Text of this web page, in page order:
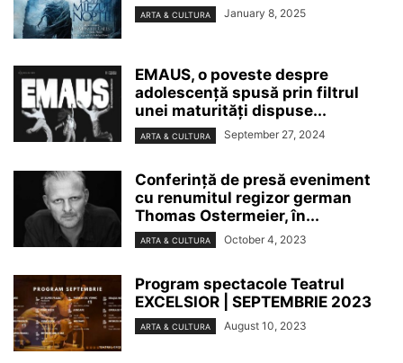
ARTA & CULTURA January 8, 2025
EMAUS, o poveste despre
adolescență spusă prin filtrul
unei maturități dispuse...
ARTA & CULTURA September 27, 2024
Conferință de presă eveniment
cu renumitul regizor german
Thomas Ostermeier, în...
ARTA & CULTURA October 4, 2023
Program spectacole Teatrul
EXCELSIOR | SEPTEMBRIE 2023
ARTA & CULTURA August 10, 2023